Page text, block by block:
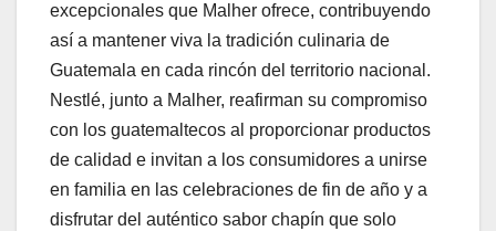
excepcionales que Malher ofrece, contribuyendo
así a mantener viva la tradición culinaria de
Guatemala en cada rincón del territorio nacional.
Nestlé, junto a Malher, reafirman su compromiso
con los guatemaltecos al proporcionar productos
de calidad e invitan a los consumidores a unirse
en familia en las celebraciones de fin de año y a
disfrutar del auténtico sabor chapín que solo